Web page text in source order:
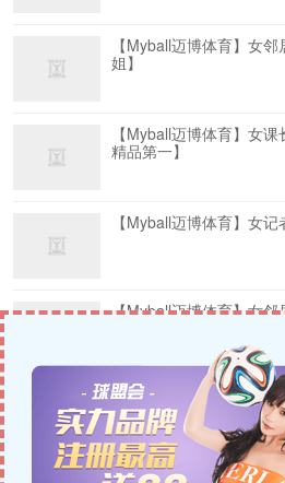
【Myball迈博体育】女
姐】
【Myball迈博体育】女
精品第一】
【Myball迈博体育】女
【Myball迈博体育】女邻